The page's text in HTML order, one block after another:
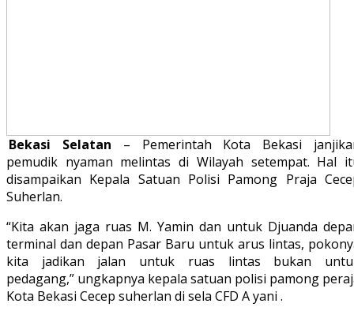
Bekasi Selatan – Pemerintah Kota Bekasi
pemudik nyaman melintas di Wilayah setempat. Hal
disampaikan Kepala Satuan Polisi Pamong Praja
Suherlan.
“Kita akan jaga ruas M. Yamin dan untuk Djuanda
terminal dan depan Pasar Baru untuk arus lintas,
kita jadikan jalan untuk ruas lintas bukan
pedagang,” ungkapnya kepala satuan polisi pamong
Kota Bekasi Cecep suherlan di sela CFD A yani .